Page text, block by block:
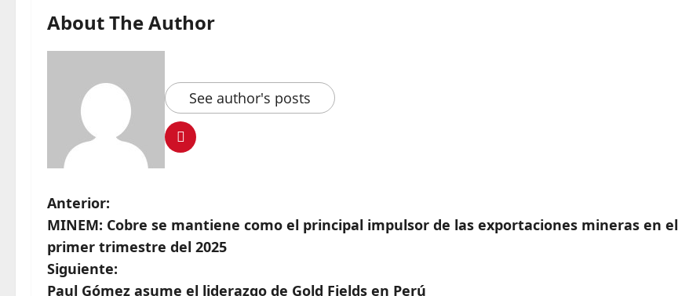
About The Author
See author's posts
Anterior:
MINEM: Cobre se mantiene como el principal impulsor de las exportaciones mineras en el
primer trimestre del 2025
Siguiente:
Paul Gómez asume el liderazgo de Gold Fields en Perú